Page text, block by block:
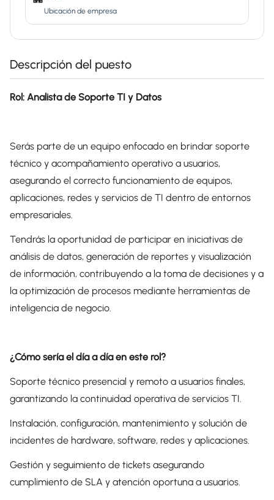
Ubicación de empresa
Descripción del puesto
Rol: Analista de Soporte TI y Datos
Serás parte de un equipo enfocado en brindar soporte
técnico y acompañamiento operativo a usuarios,
asegurando el correcto funcionamiento de equipos,
aplicaciones, redes y servicios de TI dentro de entornos
empresariales.
Tendrás la oportunidad de participar en iniciativas de
análisis de datos, generación de reportes y visualización
de información, contribuyendo a la toma de decisiones y a
la optimización de procesos mediante herramientas de
inteligencia de negocio.
¿Cómo sería el día a día en este rol?
Soporte técnico presencial y remoto a usuarios finales,
garantizando la continuidad operativa de servicios TI.
Instalación, configuración, mantenimiento y solución de
incidentes de hardware, software, redes y aplicaciones.
Gestión y seguimiento de tickets asegurando
cumplimiento de SLA y atención oportuna a usuarios.